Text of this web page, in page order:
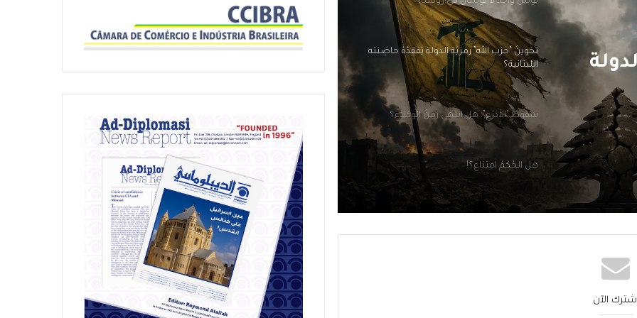
زمنُ
اللبنانية؟
سقوطُ “الأذرُع”: هل انتهى زمنُ الوكلاء؟
هل الحُكمُ امتناع؟!
مَن قَتَلَ بيروت؟ الجميع… ولا أحد
بوتين واحد لا بوتينان في روسيا!
الآن